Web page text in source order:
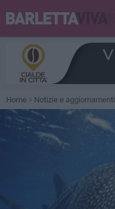
Home Notizie e aggiornamenti